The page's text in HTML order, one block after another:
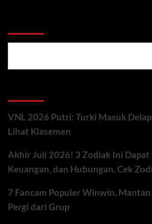
VNL 2026 Putri: Turki Masuk
Lihat Klasemen
Akhir Juli 2026! 3 Zodiak Ini Dapat
Keuangan, dan Hubungan, Cek
7 Fancam Populer Winwin,
Pergi dari Grup